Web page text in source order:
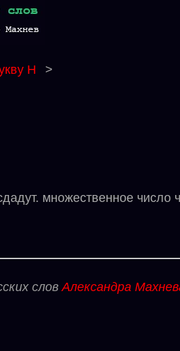
Н >
множественное число
словАлександра